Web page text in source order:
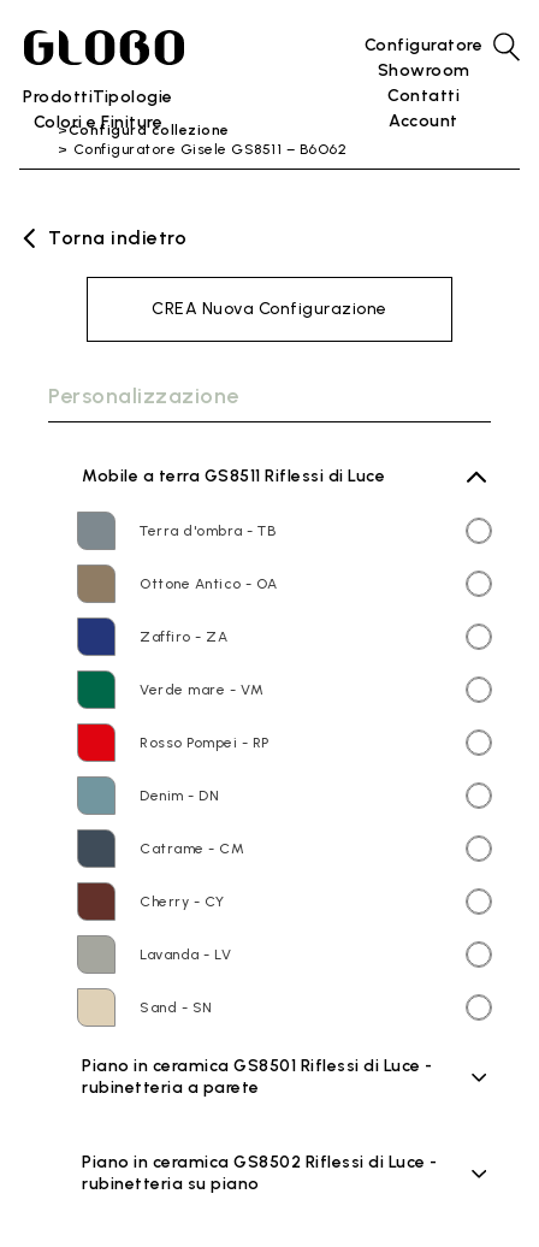
ProdottiTipologie
Colori e Finiture
Configuratore
Showroom
Contatti
Account
Configura collezione
Configuratore Gisele GS8511 – B6O62
Torna indietro
CREA Nuova Configurazione
Personalizzazione
Mobile a terra GS8511 Riflessi di Luce
Terra d'ombra - TB
Ottone Antico - OA
Zaffiro - ZA
Verde mare - VM
Rosso Pompei - RP
Denim - DN
Catrame - CM
Cherry - CY
Lavanda - LV
Sand - SN
Piano in ceramica GS8501 Riflessi di Luce -
rubinetteria a parete
Piano in ceramica GS8502 Riflessi di Luce -
rubinetteria su piano